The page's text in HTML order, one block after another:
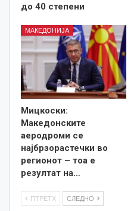
до 40 степени
МАКЕДОНИЈА
Мицкоски:
Македонските
аеродроми се
најбрзорастечки во
регионот – тоа е
резултат на…
ПТРЕТХ СЛЕДНО